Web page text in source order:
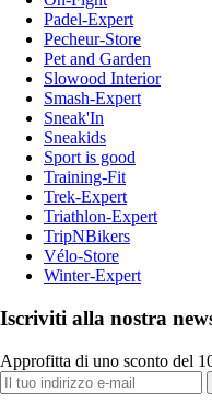
Padel-Expert
Pecheur-Store
Pet and Garden
Slowood Interior
Smash-Expert
Sneak'In
Sneakids
Sport is good
Training-Fit
Trek-Expert
Triathlon-Expert
TripNBikers
Vélo-Store
Winter-Expert
Iscriviti alla nostra
Approfitta di uno sconto del